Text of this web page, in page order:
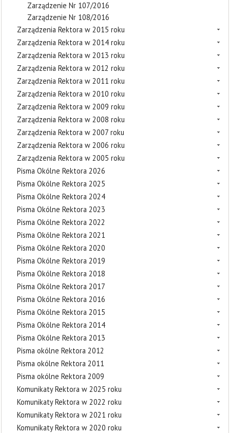
Zarządzenie Nr 107/2016
Zarządzenie Nr 108/2016
Zarządzenia Rektora w 2015 roku
Zarządzenia Rektora w 2014 roku
Zarządzenia Rektora w 2013 roku
Zarządzenia Rektora w 2012 roku
Zarządzenia Rektora w 2011 roku
Zarządzenia Rektora w 2010 roku
Zarządzenia Rektora w 2009 roku
Zarządzenia Rektora w 2008 roku
Zarządzenia Rektora w 2007 roku
Zarządzenia Rektora w 2006 roku
Zarządzenia Rektora w 2005 roku
Pisma Okólne Rektora 2026
Pisma Okólne Rektora 2025
Pisma Okólne Rektora 2024
Pisma Okólne Rektora 2023
Pisma Okólne Rektora 2022
Pisma Okólne Rektora 2021
Pisma Okólne Rektora 2020
Pisma Okólne Rektora 2019
Pisma Okólne Rektora 2018
Pisma Okólne Rektora 2017
Pisma Okólne Rektora 2016
Pisma Okólne Rektora 2015
Pisma Okólne Rektora 2014
Pisma Okólne Rektora 2013
Pisma okólne Rektora 2012
Pisma okólne Rektora 2011
Pisma okólne Rektora 2009
Komunikaty Rektora w 2025 roku
Komunikaty Rektora w 2022 roku
Komunikaty Rektora w 2021 roku
Komunikaty Rektora w 2020 roku